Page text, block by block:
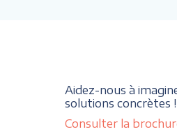
Aidez-nous à
solutions concrètes !
Consulter la